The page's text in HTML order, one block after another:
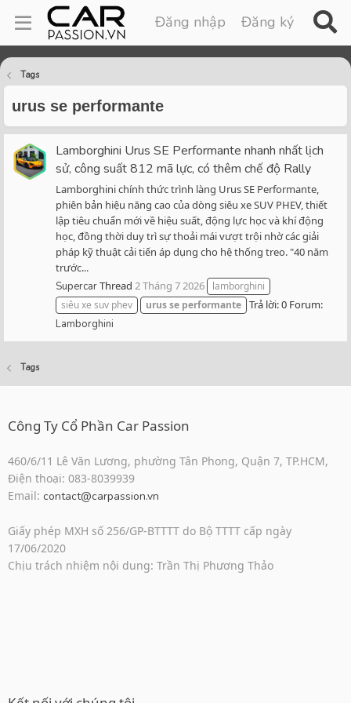
Đăng nhập Đăng ký
Tags
urus se performante
Lamborghini Urus SE Performante nhanh nhất lịch
sử, công suất 812 mã lực, có thêm chế độ Rally
Lamborghini chính thức trình làng Urus SE Performante,
phiên bản hiệu năng cao của dòng siêu xe SUV PHEV, thiết
lập tiêu chuẩn mới về hiệu suất, động lực học và khí động
học, đồng thời duy trì sự thoải mái vượt trội nhờ các giải
pháp kỹ thuật cải tiến áp dụng cho hệ thống treo. "40 năm
trước...
SupercarThread 2 Tháng 7 2026
lamborghini
siêu xe suv phev
urusse performante Trả lời: 0 Forum:
Lamborghini
Tags
Công Ty Cổ Phần Car Passion
460/6/11 Lê Văn Lương, phường Tân Phong, Quận 7, TP.HCM,
Điện thoại: 083-8039939
Email: contact@carpassion.vn
Giấy phép MXH số 256/GP-BTTTT do Bộ TTTT cấp ngày
17/06/2020
Chịu trách nhiệm nội dung: Trần Thị Phương Thảo